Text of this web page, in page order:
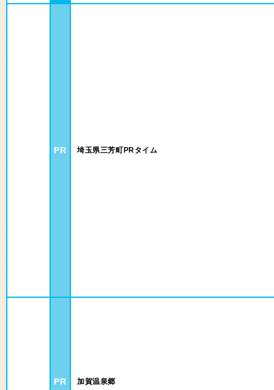
PR 埼玉県三芳町PRタイム
PR 加賀温泉郷